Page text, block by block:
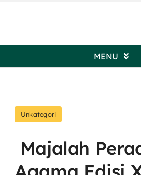
MENU
Profil Pengadilan
Informasi Umum
Unkategori
Majalah